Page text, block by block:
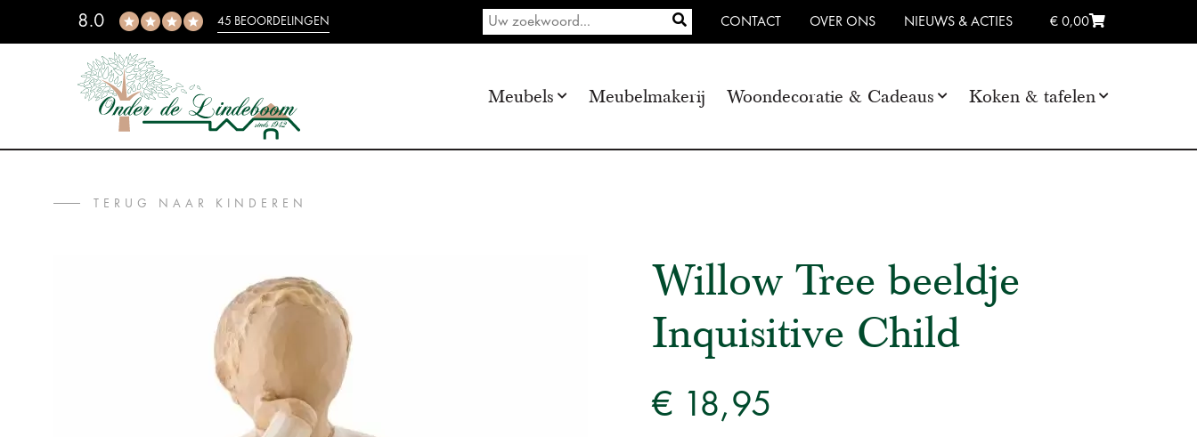
8.0 45 BEOORDELINGEN CONTACT OVER ONS NIEUWS & ACTIES € 0,00
Meubels Meubelmakerij Woondecoratie & Cadeaus Koken & tafelen
TERUG NAAR KINDEREN
Willow Tree beeldje
Inquisitive Child
€ 18,95